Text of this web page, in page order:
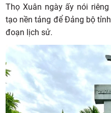
Thọ Xuân ngày ấy nói
tạo nền tảng để Đảng bộ
đoạn lịch sử.